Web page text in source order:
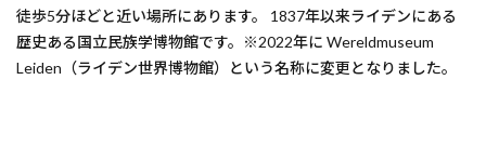
徒歩5分ほどと近い場所にあります。 1837年以来ライデンにある
歴史ある国立民族学博物館です。※2022年に Wereldmuseum
Leiden（ライデン世界博物館）という名称に変更となりました。